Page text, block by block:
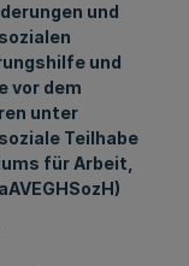
und
und
vor dem
unter
Teilhabe
für Arbeit,